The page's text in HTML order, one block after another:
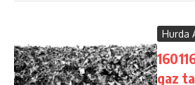
Hurda
gaz